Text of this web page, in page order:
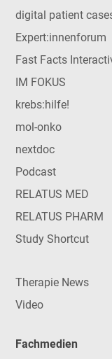
digital patient
Expert:innenforum
Fast Facts
IM FOKUS
krebs:hilfe!
mol-onko
nextdoc
Podcast
RELATUS MED
RELATUS PHARM
Study Shortcut
Therapie News
Video
Fachmedien